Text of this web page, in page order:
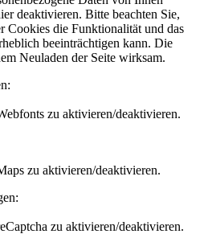
deaktivieren. Bitte beachten Sie,
Cookies die Funktionalität und das
beeinträchtigen kann. Die
Neuladen der Seite wirksam.
zu aktivieren/deaktivieren.
zu aktivieren/deaktivieren.
zu aktivieren/deaktivieren.